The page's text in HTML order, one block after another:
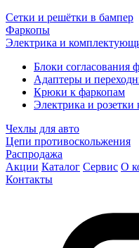
Сетки и решётки в бампер
Фаркопы
Электрика и
Блоки согласования
Адаптеры и
Крюки к фаркопам
Электрика и розетки
Чехлы для авто
Цепи противоскольжения
Распродажа
Акции Каталог Сервис О
Контакты